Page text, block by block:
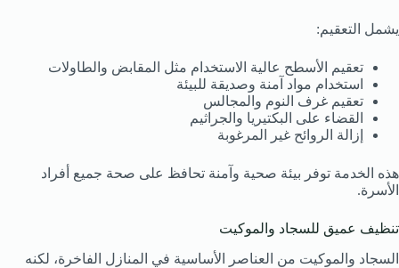
يشمل التعقيم:
تعقيم الأسطح عالية الاستخدام مثل المقابض والطاولات
استخدام مواد آمنة وصديقة للبيئة
تعقيم غرف النوم والمجالس
القضاء على البكتيريا والجراثيم
إزالة الروائح غير المرغوبة
هذه الخدمة توفر بيئة صحية وآمنة تحافظ على صحة جميع أفراد
الأسرة.
تنظيف عميق للسجاد والموكيت
السجاد والموكيت من العناصر الأساسية في المنازل الفاخرة، لكنه